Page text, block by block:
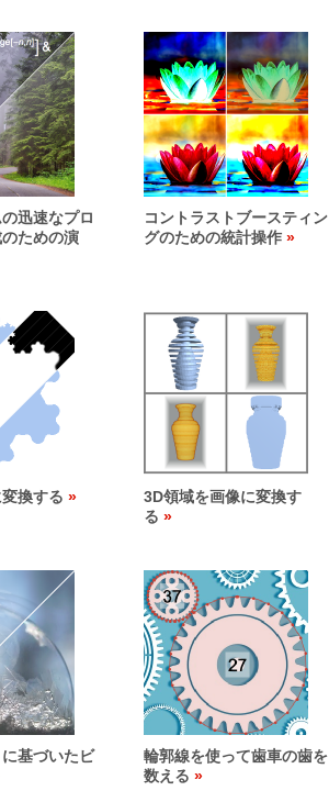
迅速なプロ
のための演
コントラストブースティン
グのための統計操作
換する
3D領域を画像に変換す
る
基づいたビ
輪郭線を使って歯車の歯を
数える